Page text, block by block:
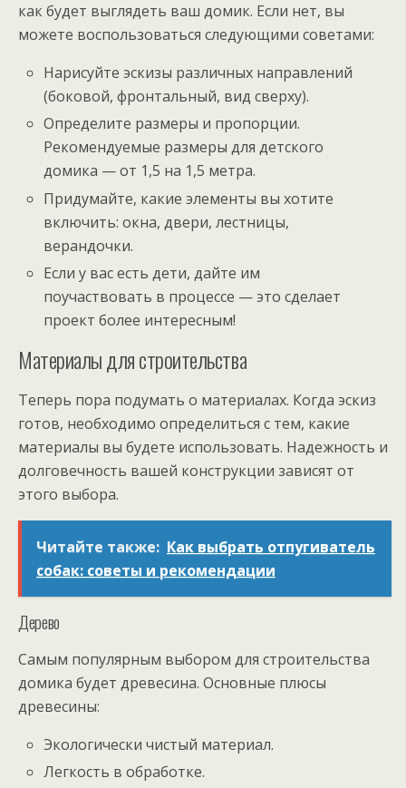
как будет выглядеть ваш домик. Если нет, вы
можете воспользоваться следующими советами:
Нарисуйте эскизы различных направлений
(боковой, фронтальный, вид сверху).
Определите размеры и пропорции.
Рекомендуемые размеры для детского
домика — от 1,5 на 1,5 метра.
Придумайте, какие элементы вы хотите
включить: окна, двери, лестницы,
верандочки.
Если у вас есть дети, дайте им
поучаствовать в процессе — это сделает
проект более интересным!
Материалы для строительства
Теперь пора подумать о материалах. Когда эскиз
готов, необходимо определиться с тем, какие
материалы вы будете использовать. Надежность и
долговечность вашей конструкции зависят от
этого выбора.
Читайте также: Как выбрать отпугиватель
собак: советы и рекомендации
Дерево
Самым популярным выбором для строительства
домика будет древесина. Основные плюсы
древесины:
Экологически чистый материал.
Легкость в обработке.